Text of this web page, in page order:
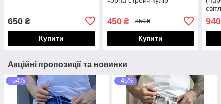
650 ₴
Купити
450₴ 850 ₴
Купити
940
Акційні пропозиції та новинки
–54% –45%